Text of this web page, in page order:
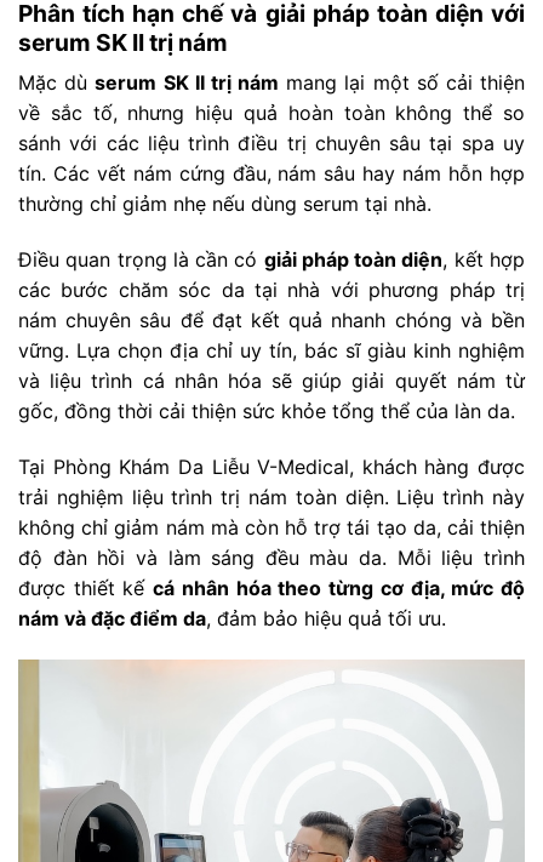
Phân tích hạn chế và giải pháp toàn diện với
serum SK II trị nám
Mặc dùserum SK II trị nám mang lại một số cải thiện
về sắc tố, nhưng hiệu quả hoàn toàn không thể so
sánh với các liệu trình điều trị chuyên sâu tại spa uy
tín. Các vết nám cứng đầu, nám sâu hay nám hỗn hợp
thường chỉ giảm nhẹ nếu dùng serum tại nhà.
Điều quan trọng là cần có giải pháp toàn diện, kết hợp
các bước chăm sóc da tại nhà với phương pháp trị
nám chuyên sâu để đạt kết quả nhanh chóng và bền
vững. Lựa chọn địa chỉ uy tín, bác sĩ giàu kinh nghiệm
và liệu trình cá nhân hóa sẽ giúp giải quyết nám từ
gốc, đồng thời cải thiện sức khỏe tổng thể của làn da.
Tại Phòng Khám Da Liễu V-Medical, khách hàng được
trải nghiệm liệu trình trị nám toàn diện. Liệu trình này
không chỉ giảm nám mà còn hỗ trợ tái tạo da, cải thiện
độ đàn hồi và làm sáng đều màu da. Mỗi liệu trình
được thiết kếcá nhân hóa theo từng cơ địa, mức độ
nám và đặc điểm da, đảm bảo hiệu quả tối ưu.